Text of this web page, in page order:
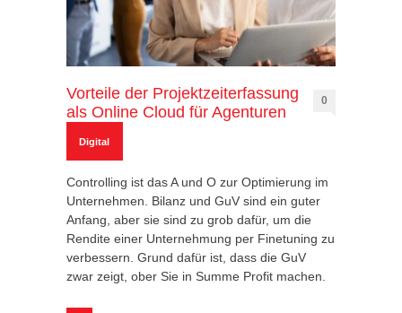
Vorteile der Projektzeiterfassung
als Online Cloud für Agenturen
0
Digital
Controlling ist das A und O zur Optimierung im
Unternehmen. Bilanz und GuV sind ein guter
Anfang, aber sie sind zu grob dafür, um die
Rendite einer Unternehmung per Finetuning zu
verbessern. Grund dafür ist, dass die GuV
zwar zeigt, ober Sie in Summe Profit machen.